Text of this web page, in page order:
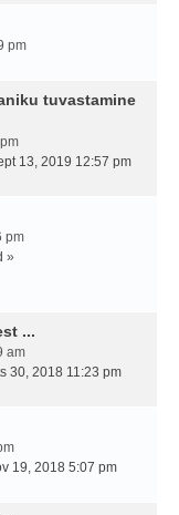
pm
tuvastamine
13, 2019 12:57 pm
pm
»
...
am
30, 2018 11:23 pm
19, 2018 5:07 pm